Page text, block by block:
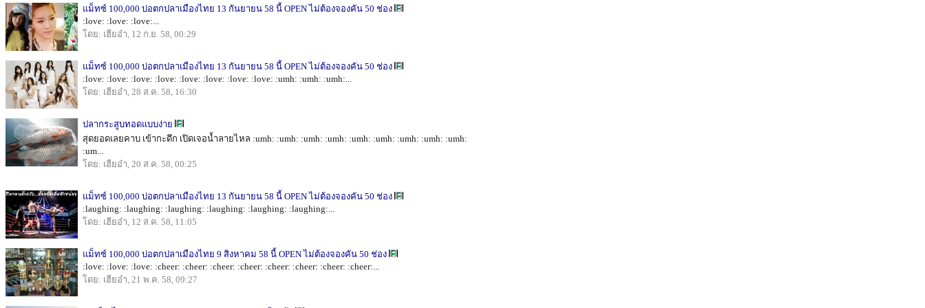
แม็ทซ์ 100,000 บ่อตกปลาเมืองไทย 13 กันยายน 58 นี้ OPEN ไม่ต้องจองคัน 50 ช่อง
:love: :love: :love:...
โดย: เฮียอ๋า, 12 ก.ย. 58, 00:29
แม็ทซ์ 100,000 บ่อตกปลาเมืองไทย 13 กันยายน 58 นี้ OPEN ไม่ต้องจองคัน 50 ช่อง
:love: :love: :love: :love: :love: :love: :love: :love: :umh: :umh: :umh:...
โดย: เฮียอ๋า, 28 ส.ค. 58, 16:30
ปลากระสูบทอดแบบง่าย
สุดยอดเลยคาบ เข้ากะดึก เปิดเจอน้ำลายไหล :umh: :umh: :umh: :umh: :umh: :umh: :umh: :umh: :umh:
:um...
โดย: เฮียอ๋า, 20 ส.ค. 58, 00:25
แม็ทซ์ 100,000 บ่อตกปลาเมืองไทย 13 กันยายน 58 นี้ OPEN ไม่ต้องจองคัน 50 ช่อง
:laughing: :laughing: :laughing: :laughing: :laughing: :laughing:...
โดย: เฮียอ๋า, 12 ส.ค. 58, 11:05
แม็ทซ์ 100,000 บ่อตกปลาเมืองไทย 9 สิงหาคม 58 นี้ OPEN ไม่ต้องจองคัน 50 ช่อง
:love: :love: :love: :cheer: :cheer: :cheer: :cheer: :cheer: :cheer: :cheer: :cheer:...
โดย: เฮียอ๋า, 21 พ.ค. 58, 09:27